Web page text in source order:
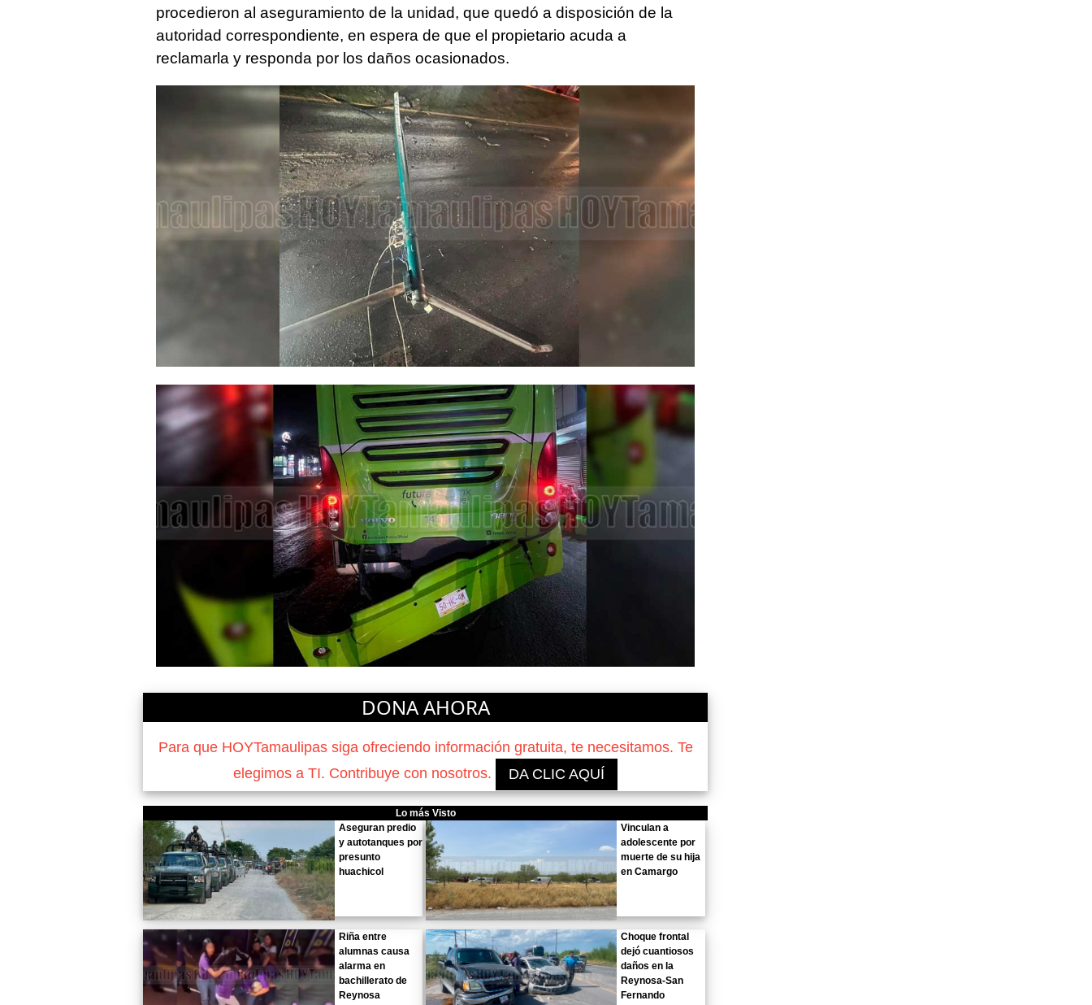
procedieron al aseguramiento de la unidad, que quedó a disposición de la
autoridad correspondiente, en espera de que el propietario acuda a
reclamarla y responda por los daños ocasionados.
DONA AHORA
Para que HOYTamaulipas siga ofreciendo información gratuita, te necesitamos. Te
elegimos a TI. Contribuye con nosotros.
DA CLIC AQUÍ
Lo más Visto
Aseguran predio
y autotanques por
presunto
huachicol
Vinculan a
adolescente por
muerte de su hija
en Camargo
Riña entre
alumnas causa
alarma en
bachillerato de
Reynosa
Choque frontal
dejó cuantiosos
daños en la
Reynosa-San
Fernando